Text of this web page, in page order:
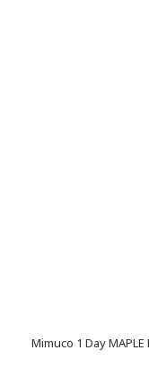
Mimuco 1 Day